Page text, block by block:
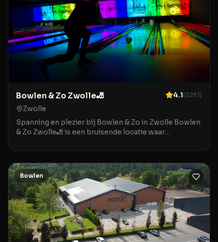
Bowlen & Zo Zwolle🎳 4.1(2261)
Zwolle
Spanning en plezier bij Bowlen & Zo in Zwolle Bowlen
& Zo Zwolle🎳 is een bruisende locatie waar
hart v
Bowlen